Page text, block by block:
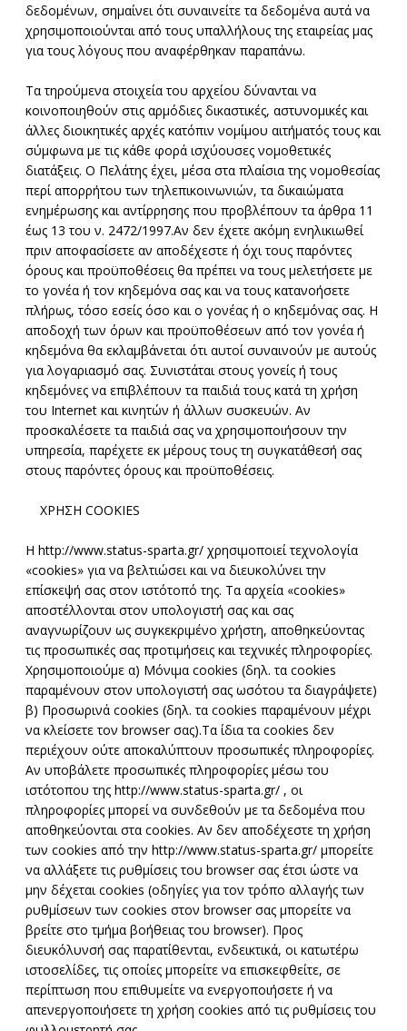
δεδομένων, σημαίνει ότι συναινείτε τα δεδομένα αυτά να
χρησιμοποιούνται από τους υπαλλήλους της εταιρείας μας
για τους λόγους που αναφέρθηκαν παραπάνω.
Τα τηρούμενα στοιχεία του αρχείου δύνανται να
κοινοποιηθούν στις αρμόδιες δικαστικές, αστυνομικές και
άλλες διοικητικές αρχές κατόπιν νομίμου αιτήματός τους και
σύμφωνα με τις κάθε φορά ισχύουσες νομοθετικές
διατάξεις. Ο Πελάτης έχει, μέσα στα πλαίσια της νομοθεσίας
περί απορρήτου των τηλεπικοινωνιών, τα δικαιώματα
ενημέρωσης και αντίρρησης που προβλέπουν τα άρθρα 11
έως 13 του ν. 2472/1997.Αν δεν έχετε ακόμη ενηλικιωθεί
πριν αποφασίσετε αν αποδέχεστε ή όχι τους παρόντες
όρους και προϋποθέσεις θα πρέπει να τους μελετήσετε με
το γονέα ή τον κηδεμόνα σας και να τους κατανοήσετε
πλήρως, τόσο εσείς όσο και ο γονέας ή ο κηδεμόνας σας. Η
αποδοχή των όρων και προϋποθέσεων από τον γονέα ή
κηδεμόνα θα εκλαμβάνεται ότι αυτοί συναινούν με αυτούς
για λογαριασμό σας. Συνιστάται στους γονείς ή τους
κηδεμόνες να επιβλέπουν τα παιδιά τους κατά τη χρήση
του Internet και κινητών ή άλλων συσκευών. Αν
προσκαλέσετε τα παιδιά σας να χρησιμοποιήσουν την
υπηρεσία, παρέχετε εκ μέρους τους τη συγκατάθεσή σας
στους παρόντες όρους και προϋποθέσεις.
ΧΡΗΣΗ COOKIES
Η http://www.status-sparta.gr/ χρησιμοποιεί τεχνολογία
«cookies» για να βελτιώσει και να διευκολύνει την
επίσκεψή σας στον ιστότοπό της. Τα αρχεία «cookies»
αποστέλλονται στον υπολογιστή σας και σας
αναγνωρίζουν ως συγκεκριμένο χρήστη, αποθηκεύοντας
τις προσωπικές σας προτιμήσεις και τεχνικές πληροφορίες.
Χρησιμοποιούμε α) Μόνιμα cookies (δηλ. τα cookies
παραμένουν στον υπολογιστή σας ωσότου τα διαγράψετε)
β) Προσωρινά cookies (δηλ. τα cookies παραμένουν μέχρι
να κλείσετε τον browser σας).Τα ίδια τα cookies δεν
περιέχουν ούτε αποκαλύπτουν προσωπικές πληροφορίες.
Αν υποβάλετε προσωπικές πληροφορίες μέσω του
ιστότοπου της http://www.status-sparta.gr/ , οι
πληροφορίες μπορεί να συνδεθούν με τα δεδομένα που
αποθηκεύονται στα cookies. Αν δεν αποδέχεστε τη χρήση
των cookies από την http://www.status-sparta.gr/ μπορείτε
να αλλάξετε τις ρυθμίσεις του browser σας έτσι ώστε να
μην δέχεται cookies (οδηγίες για τον τρόπο αλλαγής των
ρυθμίσεων των cookies στον browser σας μπορείτε να
βρείτε στο τμήμα βοήθειας του browser). Προς
διευκόλυνσή σας παρατίθενται, ενδεικτικά, οι κατωτέρω
ιστοσελίδες, τις οποίες μπορείτε να επισκεφθείτε, σε
περίπτωση που επιθυμείτε να ενεργοποιήσετε ή να
απενεργοποιήσετε τη χρήση cookies από τις ρυθμίσεις του